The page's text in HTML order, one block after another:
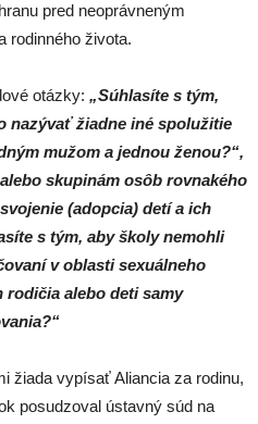
pred neoprávneným
rodinného života.
otázky: „Súhlasíte s tým,
nazývať žiadne iné spolužitie
mužom a jednou ženou?“,
skupinám osôb rovnakého
(adopcia) detí a ich
s tým, aby školy nemohli
v oblasti sexuálneho
rodičia alebo deti samy
žiada vypísať Aliancia za rodinu,
posudzoval ústavný súd na